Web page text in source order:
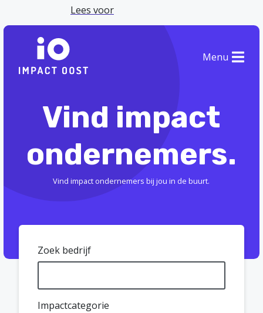
Lees voor
Menu
Vind impact
ondernemers.
Vind impact ondernemers bij jou in de buurt.
Zoek bedrijf
Impactcategorie